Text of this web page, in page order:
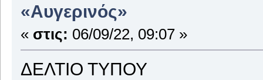
«Αυγερινός»
« στις: 06/09/22, 09:07 »
ΔΕΛΤΙΟ ΤΥΠΟΥ